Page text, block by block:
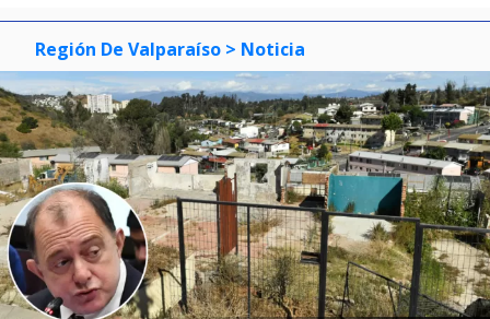
Región De Valparaíso > Noticia